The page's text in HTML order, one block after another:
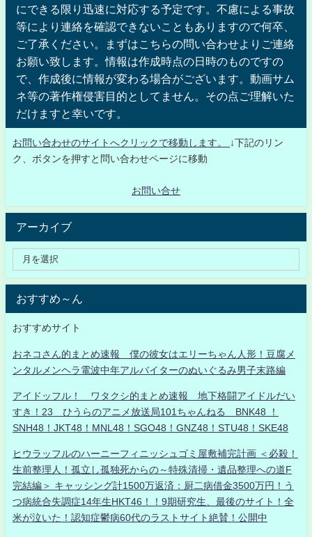
にできる限り迅速に対応する予定です。不慮による事故
等により連絡を確認できないこともありますので何卒、
ご了承ください。まずはこちらの問い合わせよりご連絡
お願い致します。情報は作成時点の日時のものですの
で、作成後に情報が変わる場合がございます。動画サム
ネ等の著作権侵害目的としてません。その点ご理解いた
だけますと幸いです。
お問い合わせのサイトへクリックで移動します。
↓下記のリン
ク、ボタンを押すと問い合わせページに移動
お問い合せ
アーカイブ
おすすめ～ん
おすすめサイト
おネコさん的まとめ速報 僕の彼女はエリーちゃん人形！豆腐メ
ンタルメンヘラ電波中年アルバイターのぬいぐるみ男子末路編
アイドッフル！ ワタクシ的まとめ速報 地下格闘アイドルだい
すき！23 ひうらのアニメ放送局101ちゃんねる BNK48 ！
SNH48！JKT48！MNL48！SGO48！GNZ48！STU48！SKE48
ヒウラッフルのハーニーフィニッシュゴミ屋敷補完計画 ＜必殺！
生前整理人！孤立し孤独死からの～特殊清掃・遺品整理への道F
完結編＞ キャッシング計1500万返済：厨二病借金3500万円！う
つ病統合失調症14年生HKT46！！9期研究生、最後のサイト！全
米が泣いた！認知症鬱病60代のラストサイト絶賛！公開中